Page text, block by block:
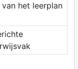
het leerplan